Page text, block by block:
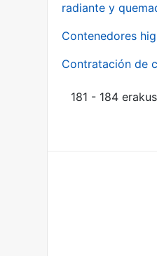
radiante y
Contenedores
Contratación de
181 - 184